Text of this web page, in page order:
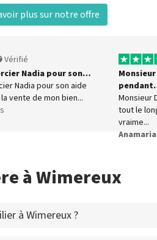
plus sur notre offre
Vérifié
Nadia pour son…
Nadia pour son aide
vente de mon bien...
Monsieur
tout le
vraime...
Anamaria
à Wimereux
à Wimereux ?